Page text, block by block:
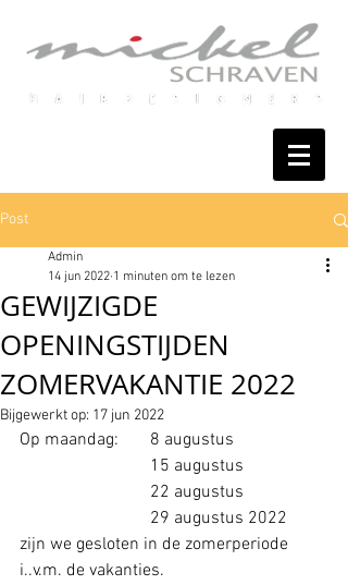
Post
GEWIJZIGDE
OPENINGSTIJDEN
ZOMERVAKANTIE 2022
Admin
14 jun 2022 1 minuten om te lezen
Bijgewerkt op: 17 jun 2022
Op maandag:	8 augustus
			15 augustus
			22 augustus
			29 augustus 2022
zijn we gesloten in de zomerperiode
i..v.m. de vakanties.